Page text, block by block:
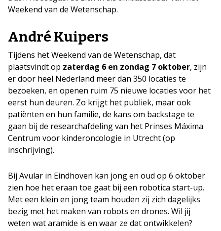
Weekend van de Wetenschap.
André Kuipers
Tijdens het Weekend van de Wetenschap, dat
plaatsvindt op zaterdag 6 en zondag 7 oktober, zijn
er door heel Nederland meer dan 350 locaties te
bezoeken, en openen ruim 75 nieuwe locaties voor het
eerst hun deuren. Zo krijgt het publiek, maar ook
patiënten en hun familie, de kans om backstage te
gaan bij de researchafdeling van het Prinses Máxima
Centrum voor kinderoncologie in Utrecht (op
inschrijving).
Bij Avular in Eindhoven kan jong en oud op 6 oktober
zien hoe het eraan toe gaat bij een robotica start-up.
Met een klein en jong team houden zij zich dagelijks
bezig met het maken van robots en drones. Wil jij
weten wat aramide is en waar ze dat ontwikkelen?